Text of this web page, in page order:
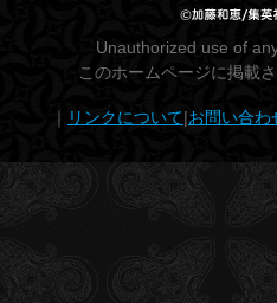
師 ～魔神の落胤～」アニメイト限
クイベント決定！
Unauthorized use of
このホームページに掲載
｜ リンクについて|お問い合わ